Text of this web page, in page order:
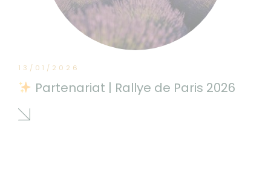
13/01/2026
Partenariat | Rallye de Paris 2026